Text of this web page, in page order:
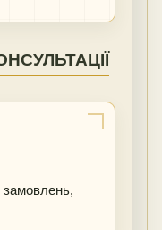
замовлень,